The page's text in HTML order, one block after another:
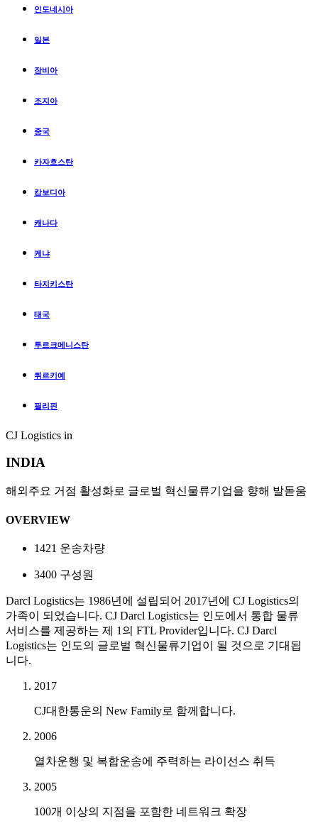
인도네시아
일본
잠비아
조지아
중국
카자흐스탄
캄보디아
캐나다
케냐
타지키스탄
태국
투르크메니스탄
튀르키예
필리핀
CJ Logistics in
INDIA
해외주요 거점 활성화로 글로벌 혁신물류기업을 향해 발돋움
OVERVIEW
1421 운송차량
3400 구성원
Darcl Logistics는 1986년에 설립되어 2017년에 CJ Logistics의
가족이 되었습니다. CJ Darcl Logistics는 인도에서 통합 물류
서비스를 제공하는 제 1의 FTL Provider입니다. CJ Darcl
Logistics는 인도의 글로벌 혁신물류기업이 될 것으로 기대됩
니다.
2017
CJ대한통운의 New Family로 함께합니다.
2006
열차운행 및 복합운송에 주력하는 라이선스 취득
2005
100개 이상의 지점을 포함한 네트워크 확장